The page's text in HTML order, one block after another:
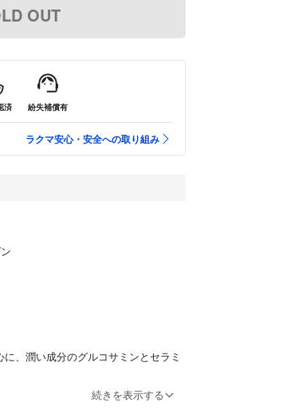
OUT
済 紛失補償有
ラクマ安心・安全への取り組み
、潤い成分のグルコサミンとセラミ
などに加えてご利用頂けます。
続きを表示する